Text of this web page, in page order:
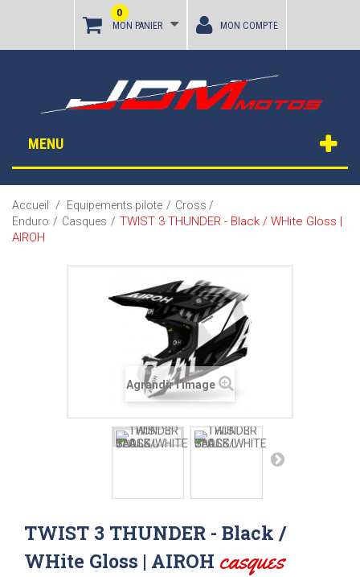
MON PANIER
0
MON COMPTE
MENU
Accueil / Equipements pilote / Cross /
Enduro / Casques / TWIST 3 THUNDER - Black / WHite Gloss |
AIROH
Agrandir l'image
TWIST 3 THUNDER - Black /
WHite Gloss | AIROH casques